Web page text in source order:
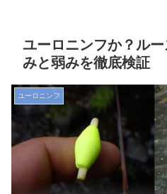
ユーロニンフか？ル
みと弱みを徹底検証
ユーロニンフ